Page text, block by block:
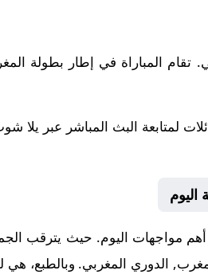
الرياضي. تقام المباراة في إطار
لمتابعة البث المباشر عبر يلا
اليوم
مواجهات اليوم. حيث يترقب
الدوري المغربي. وبالطبع، هي